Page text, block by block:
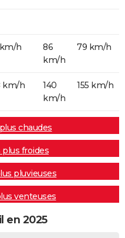
h
86
km/h
79 km/h
km/h
140
km/h
155 km/h
chaudes
plus froides
pluvieuses
venteuses
en 2025